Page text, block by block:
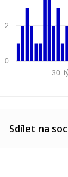
0
2
30.
Sdílet na